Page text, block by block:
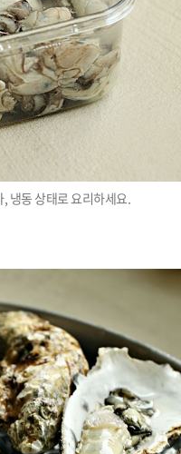
냉동 상태로 요리하세요.